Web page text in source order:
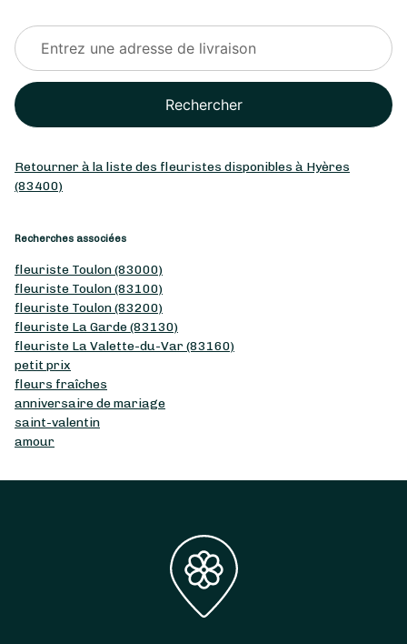
Rechercher
Retourner à la liste des fleuristes disponibles à Hyères
(83400)
Recherches associées
fleuriste Toulon (83000)
fleuriste Toulon (83100)
fleuriste Toulon (83200)
fleuriste La Garde (83130)
fleuriste La Valette-du-Var (83160)
petit prix
fleurs fraîches
anniversaire de mariage
saint-valentin
amour